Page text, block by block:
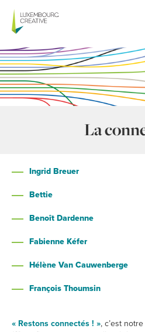
contenu
La
Ingrid Breuer
Bettie
Benoît Dardenne
Fabienne Kéfer
Hélène Van Cauwenberge
François Thoumsin
« Restons connectés ! », c’est